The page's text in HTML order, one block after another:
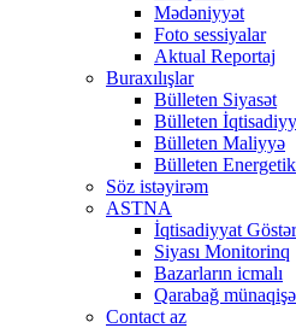
Mədəniyyət
Foto sessiyalar
Aktual Reportaj
Buraxılışlar
Bülleten Siyasət
Bülleten
Bülleten Maliyyə
Bülleten
Söz istəyirəm
ASTNA
İqtisadiyyat
Siyası Monitorinq
Bazarların icmalı
Qarabağ
Contact az